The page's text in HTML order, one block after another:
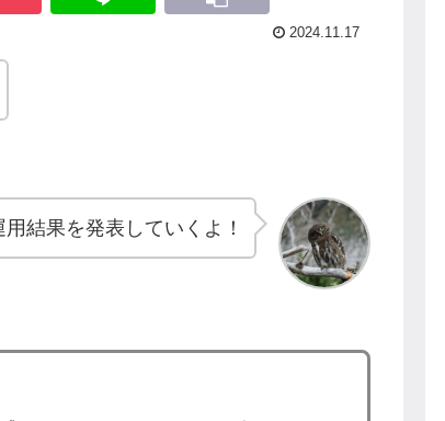
2024.11.17
結果を発表していくよ！